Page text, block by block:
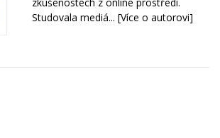
zkušenostech z online prostředí.
Studovala mediá... [Více o autorovi]